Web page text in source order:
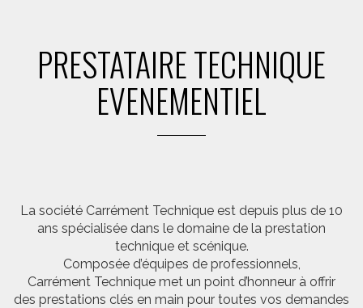
PRESTATAIRE TECHNIQUE
EVENEMENTIEL
La société Carrément Technique est depuis plus de 10
ans spécialisée dans le domaine de la prestation
technique et scénique.
Composée d’équipes de professionnels,
Carrément Technique met un point d’honneur à offrir
des prestations clés en main pour toutes vos demandes